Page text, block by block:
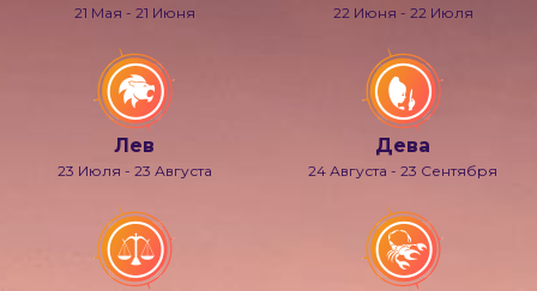
21 Мая - 21 Июня 22 Июня - 22 Июля
Лев
23 Июля - 23 Августа
Дева
24 Августа - 23 Сентября